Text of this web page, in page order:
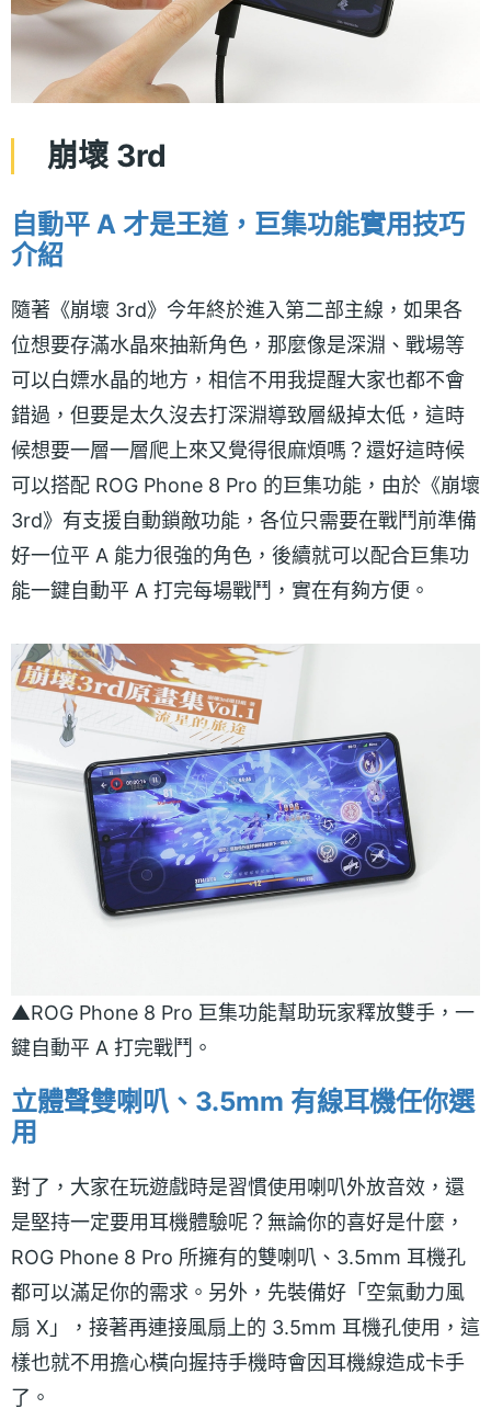
崩壞 3rd
自動平 A 才是王道，巨集功能實用技巧
介紹
隨著《崩壞 3rd》今年終於進入第二部主線，如果各
位想要存滿水晶來抽新角色，那麼像是深淵、戰場等
可以白嫖水晶的地方，相信不用我提醒大家也都不會
錯過，但要是太久沒去打深淵導致層級掉太低，這時
候想要一層一層爬上來又覺得很麻煩嗎？還好這時候
可以搭配 ROG Phone 8 Pro 的巨集功能，由於《崩壞
3rd》有支援自動鎖敵功能，各位只需要在戰鬥前準備
好一位平 A 能力很強的角色，後續就可以配合巨集功
能一鍵自動平 A 打完每場戰鬥，實在有夠方便。
▲ROG Phone 8 Pro 巨集功能幫助玩家釋放雙手，一
鍵自動平 A 打完戰鬥。
立體聲雙喇叭、3.5mm 有線耳機任你選
用
對了，大家在玩遊戲時是習慣使用喇叭外放音效，還
是堅持一定要用耳機體驗呢？無論你的喜好是什麼，
ROG Phone 8 Pro 所擁有的雙喇叭、3.5mm 耳機孔
都可以滿足你的需求。另外，先裝備好「空氣動力風
扇 X」，接著再連接風扇上的 3.5mm 耳機孔使用，這
樣也就不用擔心橫向握持手機時會因耳機線造成卡手
了。